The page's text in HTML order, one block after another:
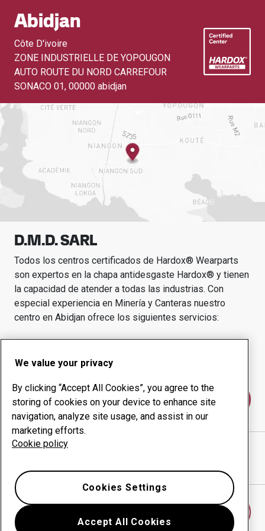
Abidjan
Côte D'ivoire
ZONE INDUSTRIELLE DE YOPOUGON
AUTO ROUTE DU NORD CARREFOUR
SONACO 01, 00000 abidjan
D.M.D. SARL
Todos los centros certificados de Hardox® Wearparts
son expertos en la chapa antidesgaste Hardox® y tienen
la capacidad de atender a todas las industrias. Con
especial experiencia en Minería y Canteras nuestro
centro en Abidjan ofrece los siguientes servicios:
Productos de desgaste
Servicios de asesoría
Gestión inteligente
Póngase en contacto con nosotros
D.M.D. SARL
We value your privacy
By clicking “Accept All Cookies”, you agree to the
storing of cookies on your device to enhance site
navigation, analyze site usage, and assist in our
marketing efforts.
Cookie policy
Accept All Cookies
Cookies Settings